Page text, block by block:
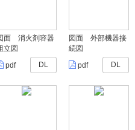
面 消火剤容器
立図
pdf
DL
図面 外部機器接
続図
pdf
DL